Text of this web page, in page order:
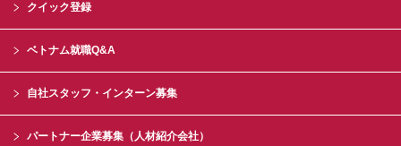
クイック登録
ベトナム就職Q&A
自社スタッフ・インターン募集
パートナー企業募集（人材紹介会社）